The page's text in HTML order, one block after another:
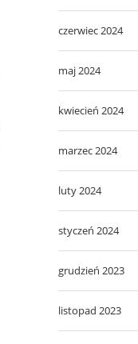
czerwiec 2024
maj 2024
kwiecień 2024
marzec 2024
luty 2024
styczeń 2024
grudzień 2023
listopad 2023